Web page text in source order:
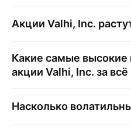
Акции Valhi, Inc.
Какие самые высокие
акции Valhi, Inc. за
Насколько